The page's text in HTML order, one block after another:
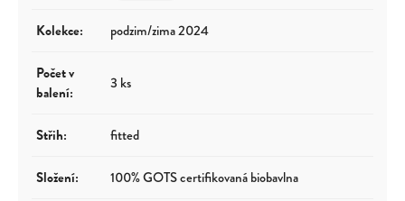
Kolekce: podzim/zima 2024
Počet v
balení: 3 ks
Střih: fitted
Složení: 100% GOTS certifikovaná biobavlna